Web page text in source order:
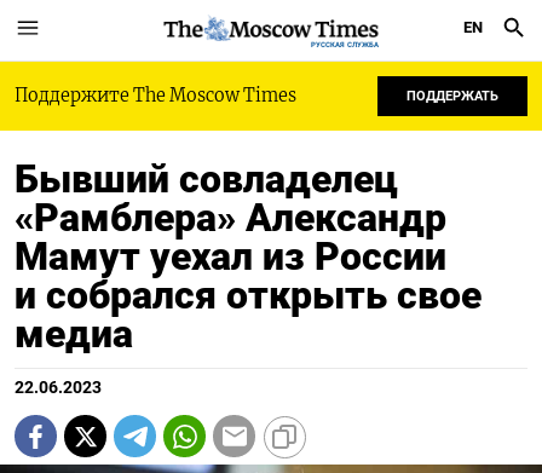
РУССКАЯ СЛУЖБА
EN
Поддержите The Moscow Times ПОДДЕРЖАТЬ
Бывший совладелец
«Рамблера» Александр
Мамут уехал из России
и собрался открыть свое
медиа
22.06.2023